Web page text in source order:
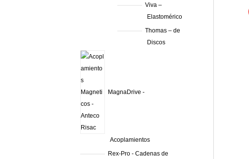
Viva –
Elastomérico
Thomas – de
Discos
MagnaDrive -
Acoplamientos
Rex-Pro - Cadenas de